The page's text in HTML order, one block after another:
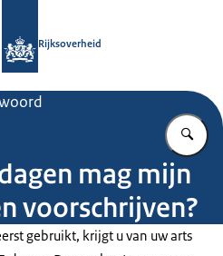
Rijksoverheid
mag mijn
voorschrijven?
gebruikt, krijgt u van uw arts